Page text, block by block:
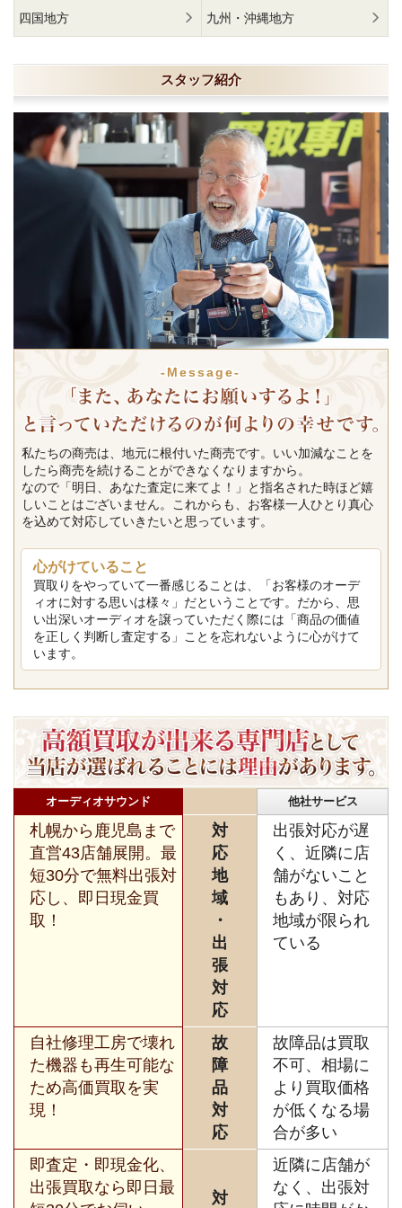
四国地方 九州・沖縄地方
スタッフ紹介
-Message-
私たちの商売は、地元に根付いた商売です。いい加減なことを
したら商売を続けることができなくなりますから。
なので「明日、あなた査定に来てよ！」と指名された時ほど嬉
しいことはございません。これからも、お客様一人ひとり真心
を込めて対応していきたいと思っています。
心がけていること
買取りをやっていて一番感じることは、「お客様のオーデ
ィオに対する思いは様々」だということです。だから、思
い出深いオーディオを譲っていただく際には「商品の価値
を正しく判断し査定する」ことを忘れないように心がけて
います。
オーディオサウンド 他社サービス
札幌から鹿児島まで
直営43店舗展開。最
短30分で無料出張対
応し、即日現金買
取！
対
応
地
域
・
出
張
対
応
出張対応が遅
く、近隣に店
舗がないこと
もあり、対応
地域が限られ
ている
自社修理工房で壊れ
た機器も再生可能な
ため高価買取を実
現！
故
障
品
対
応
故障品は買取
不可、相場に
より買取価格
が低くなる場
合が多い
即査定・即現金化、
出張買取なら即日最
対
近隣に店舗が
なく、出張対